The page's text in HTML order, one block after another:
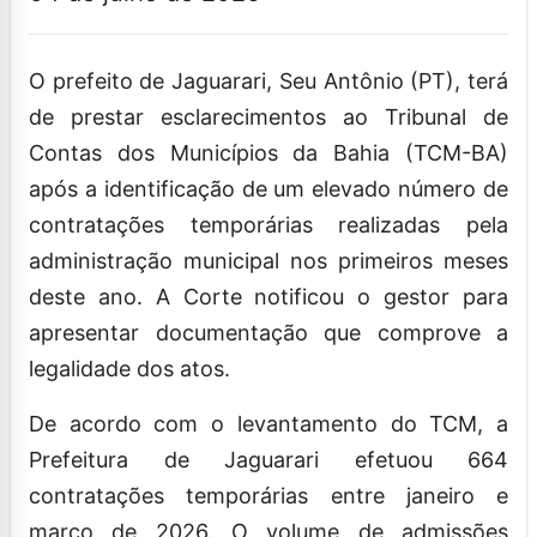
O prefeito de Jaguarari, Seu Antônio (PT), terá
de prestar esclarecimentos ao Tribunal de
Contas dos Municípios da Bahia (TCM-BA)
após a identificação de um elevado número de
contratações temporárias realizadas pela
administração municipal nos primeiros meses
deste ano. A Corte notificou o gestor para
apresentar documentação que comprove a
legalidade dos atos.
De acordo com o levantamento do TCM, a
Prefeitura de Jaguarari efetuou 664
contratações temporárias entre janeiro e
março de 2026. O volume de admissões